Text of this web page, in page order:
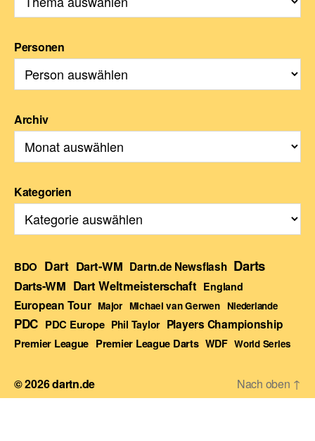
Personen
Archiv
Kategorien
BDO Dart Dart-WM Dartn.de Newsflash Darts
Darts-WM Dart Weltmeisterschaft England
European Tour Major Michael van Gerwen Niederlande
PDC PDC Europe Phil Taylor Players Championship
Premier League Premier League Darts WDF World Series
© 2026dartn.de Nach oben ↑